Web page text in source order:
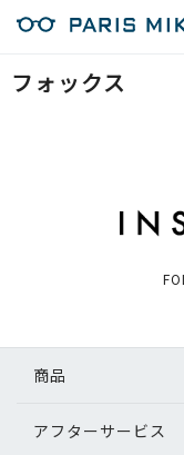
フォックス
商品
アフターサービス